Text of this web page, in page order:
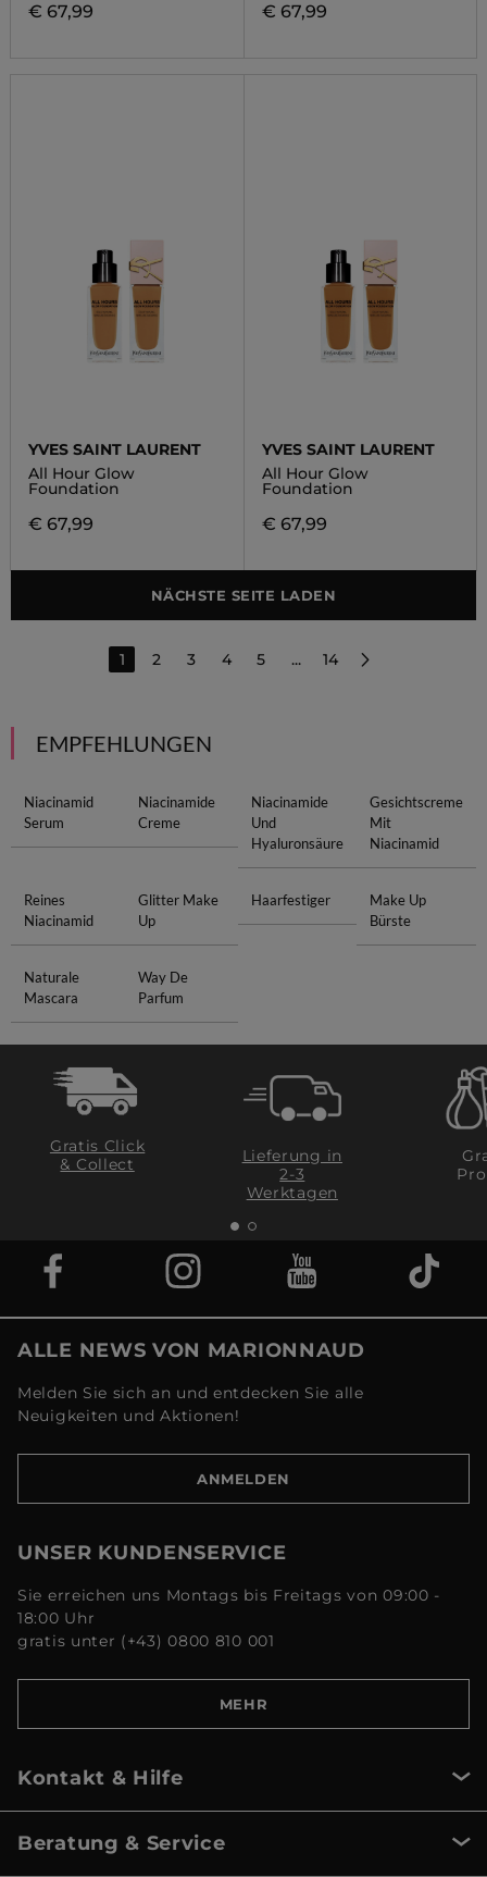
€ 67,99 € 67,99
YVES SAINT LAURENT
All Hour Glow
Foundation
€ 67,99
YVES SAINT LAURENT
All Hour Glow
Foundation
€ 67,99
NÄCHSTE SEITE LADEN
1 2 3 4 5 ... 14
EMPFEHLUNGEN
Niacinamid
Serum
Niacinamide
Creme
Niacinamide
Und
Hyaluronsäure
Gesichtscreme
Mit
Niacinamid
Reines
Niacinamid
Glitter Make
Up
Haarfestiger
Make Up
Bürste
Naturale
Mascara
Way De
Parfum
Gratis Click
& Collect
Lieferung in
2-3
Werktagen
ALLE NEWS VON MARIONNAUD
Melden Sie sich an und entdecken Sie alle
Neuigkeiten und Aktionen!
ANMELDEN
UNSER KUNDENSERVICE
Sie erreichen uns Montags bis Freitags von 09:00 -
18:00 Uhr
gratis unter (+43) 0800 810 001
MEHR
Kontakt & Hilfe
Beratung & Service